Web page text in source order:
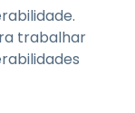
trabalhar